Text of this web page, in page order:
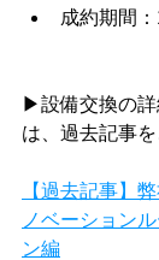
成約期間：
▶設備交換の詳
は、過去記事を
【過去記事】
ノベーション
ン編